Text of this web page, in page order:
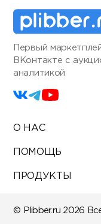
Первый
ВКонтакте с
аналитикой
О НАС
ПОМОЩЬ
ПРОДУКТЫ
© Plibber.ru 2026